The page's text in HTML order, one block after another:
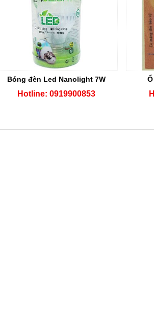
Bóng đèn Led Nanolight 7W
Hotline: 0919900853